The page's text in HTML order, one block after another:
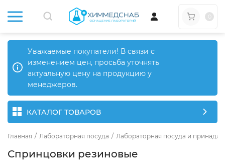
Уважаемые покупатели! В связи с
изменением цен, просьба уточнять
актуальную цену на продукцию у
менеджеров.
КАТАЛОГ ТОВАРОВ
Главная / Лабораторная посуда / Лабораторная посуда и
Спринцовки резиновые